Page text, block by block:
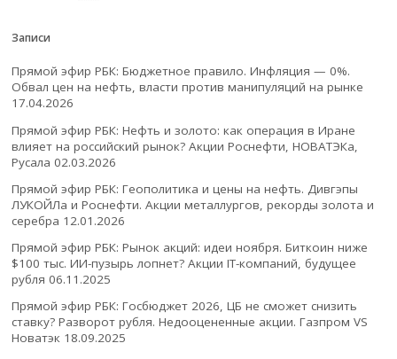
Записи
Прямой эфир РБК: Бюджетное правило. Инфляция — 0%.
Обвал цен на нефть, власти против манипуляций на рынке
17.04.2026
Прямой эфир РБК: Нефть и золото: как операция в Иране
влияет на российский рынок? Акции Роснефти, НОВАТЭКа,
Русала 02.03.2026
Прямой эфир РБК: Геополитика и цены на нефть. Дивгэпы
ЛУКОЙЛа и Роснефти. Акции металлургов, рекорды золота и
серебра 12.01.2026
Прямой эфир РБК: Рынок акций: идеи ноября. Биткоин ниже
$100 тыс. ИИ-пузырь лопнет? Акции IT-компаний, будущее
рубля 06.11.2025
Прямой эфир РБК: Госбюджет 2026, ЦБ не сможет снизить
ставку? Разворот рубля. Недооцененные акции. Газпром VS
Новатэк 18.09.2025